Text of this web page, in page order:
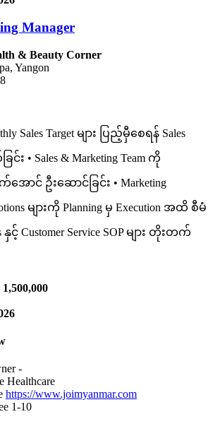
Manager
& Beauty Corner
Yangon
Sales Target များ ပြည့်မှီစေရန် Sales
ြင်း • Sales & Marketing Team ကို
အောင် ဦးဆောင်ခြင်း • Marketing
များကို Planning မှ Execution အထိ စီမံ
နှင့် Customer Service SOP များ တိုးတက်
-
Healthcare
https://www.joimyanmar.com
1-10